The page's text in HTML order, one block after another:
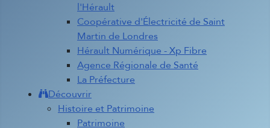
l'Hérault
Coopérative d'Électricité de Saint
Martin de Londres
Hérault Numérique - Xp Fibre
Agence Régionale de Santé
La Préfecture
Découvrir
Histoire et Patrimoine
Patrimoine